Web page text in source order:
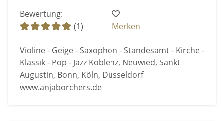
Bewertung:
(1)
Merken
Violine - Geige - Saxophon - Standesamt - Kirche -
Klassik - Pop - Jazz Koblenz, Neuwied, Sankt
Augustin, Bonn, Köln, Düsseldorf
www.anjaborchers.de